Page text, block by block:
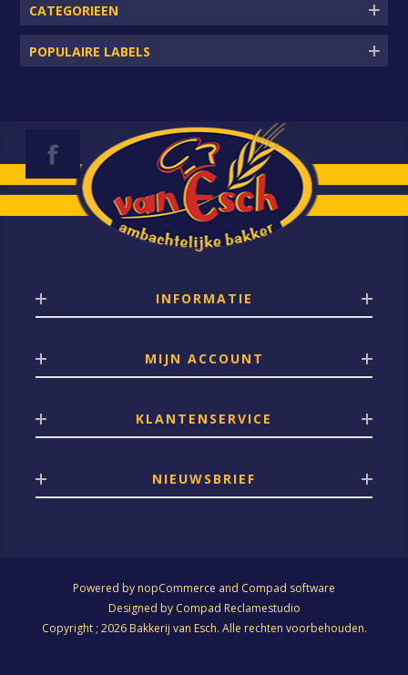
CATEGORIEEN
POPULAIRE LABELS
INFORMATIE
MIJN ACCOUNT
KLANTENSERVICE
NIEUWSBRIEF
Powered by nopCommerce and Compad software
Designed by Compad Reclamestudio
Copyright ; 2026 Bakkerij van Esch. Alle rechten voorbehouden.